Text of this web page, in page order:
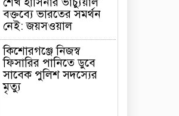
বক্তব্যে ভারতের সমর্থন
নেই: জয়সওয়াল
কিশোরগঞ্জে নিজস্ব
ফিসারির পানিতে ডুবে
সাবেক পুলিশ সদস্যের
মৃত্যু